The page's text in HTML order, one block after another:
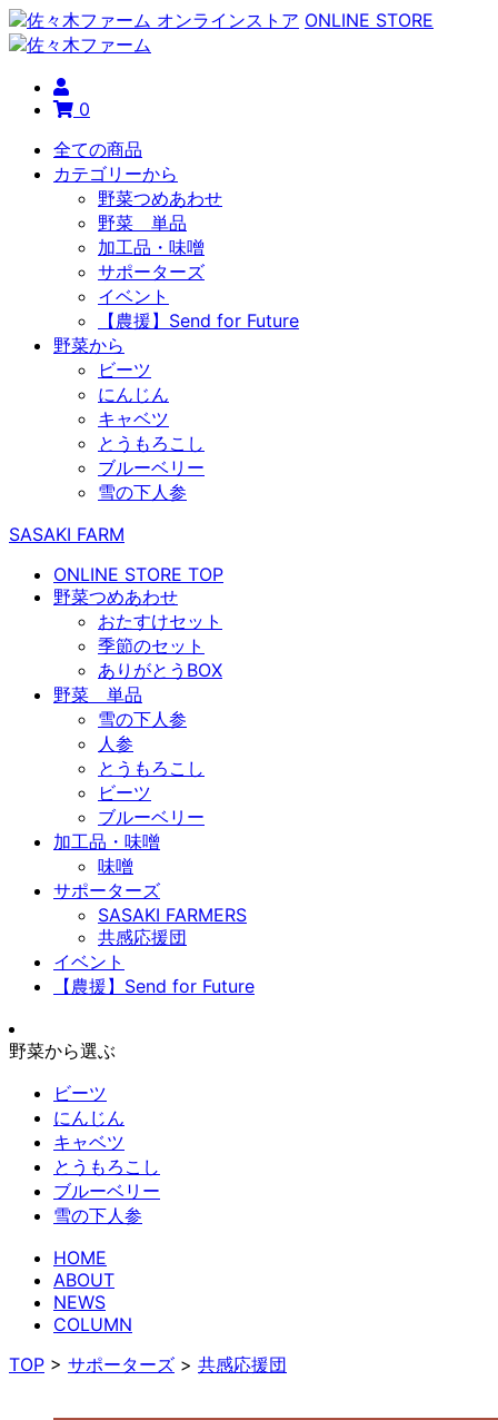
ONLINE STORE
0
全ての商品
カテゴリーから
野菜つめあわせ
野菜 単品
加工品・味噌
サポーターズ
イベント
【農援】Send for Future
野菜から
ビーツ
にんじん
キャベツ
とうもろこし
ブルーベリー
雪の下人参
SASAKI FARM
ONLINE STORE TOP
野菜つめあわせ
おたすけセット
季節のセット
ありがとうBOX
野菜 単品
雪の下人参
人参
とうもろこし
ビーツ
ブルーベリー
加工品・味噌
味噌
サポーターズ
SASAKI FARMERS
共感応援団
イベント
【農援】Send for Future
野菜から選ぶ
ビーツ
にんじん
キャベツ
とうもろこし
ブルーベリー
雪の下人参
HOME
ABOUT
NEWS
COLUMN
TOP > サポーターズ > 共感応援団